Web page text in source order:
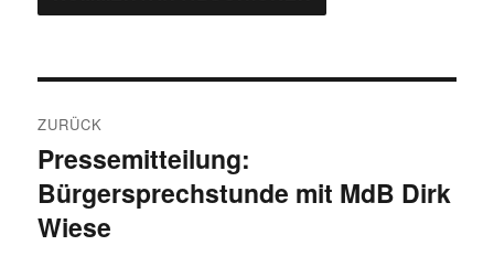
ZURÜCK
Vorheriger
Beitrag:
Pressemitteilung:
Bürgersprechstunde mit MdB Dirk
Wiese